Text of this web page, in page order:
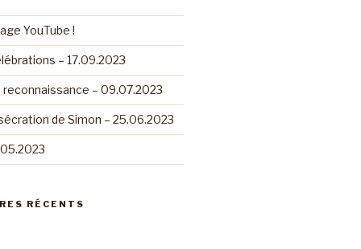
YouTube !
– 17.09.2023
– 09.07.2023
de Simon – 25.06.2023
RÉCENTS